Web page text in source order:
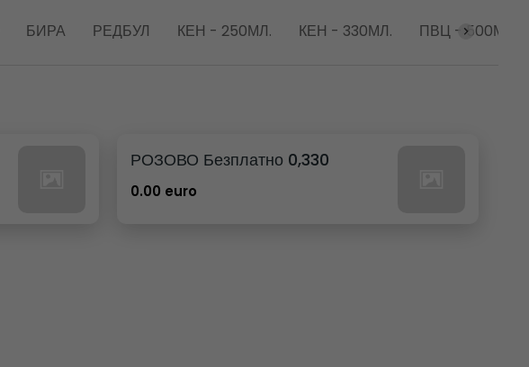
БИРА РЕДБУЛ КЕН - 250МЛ. КЕН - 330МЛ. ПВЦ - 500МЛ.
РОЗОВО Безплатно 0,330
0.00 euro